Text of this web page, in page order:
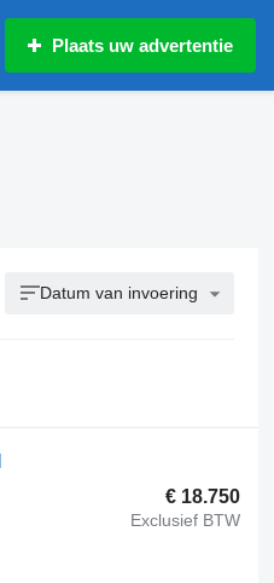
Plaats uw advertentie
Datum van invoering
€ 18.750
Exclusief BTW